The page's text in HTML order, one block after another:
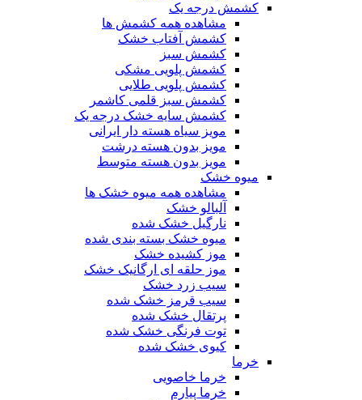
کشمش درجه یک
مشاهده همه کشمش ها
کشمش آفتاب خشک
کشمش سبز
کشمش پلویی مشکی
کشمش پلویی طلایی
کشمش سبز قلمی کاشمر
کشمش سایه خشک درجه یک
مویز سیاه هسته دار ایرانی
مویز بدون هسته درشت
مویز بدون هسته متوسط
میوه خشک
مشاهده همه میوه خشک ها
آلبالو خشک
نارگیل خشک شده
میوه خشک بسته بندی شده
موز کشیده خشک
موز حلقه ای ارگانیک خشک
سیب زرد خشک
سیب قرمز خشک شده
پرتقال خشک شده
توت فرنگی خشک شده
کیوی خشک شده
خرما
خرما خاصویی
خرما پیارم